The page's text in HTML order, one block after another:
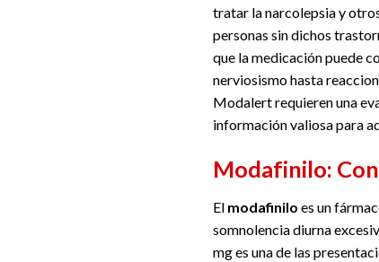
tratar la narcolepsia y
personas sin dichos
que la medicación puede
nerviosismo hasta
Modalert requieren una
información valiosa para
Modafinilo:
El modafinilo es un
somnolencia diurna
mg es una de las